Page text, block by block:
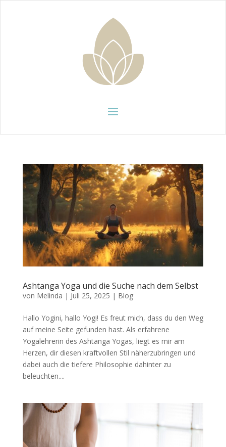
Ashtanga Yoga und die Suche nach dem Selbst
von Melinda | Juli 25, 2025 | Blog
Hallo Yogini, hallo Yogi! Es freut mich, dass du den Weg
auf meine Seite gefunden hast. Als erfahrene
Yogalehrerin des Ashtanga Yogas, liegt es mir am
Herzen, dir diesen kraftvollen Stil näherzubringen und
dabei auch die tiefere Philosophie dahinter zu
beleuchten....